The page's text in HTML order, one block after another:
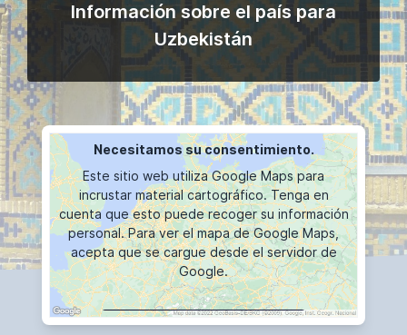
Información sobre el país para
Uzbekistán
Necesitamos su consentimiento.
Este sitio web utiliza Google Maps para
incrustar material cartográfico. Tenga en
cuenta que esto puede recoger su información
personal. Para ver el mapa de Google Maps,
acepta que se cargue desde el servidor de
Google.
VISUALIZACIÓN DE MAPAS